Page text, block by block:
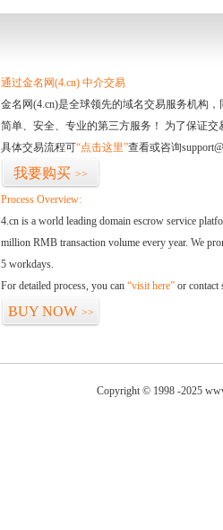
通过金名网(4.cn) 中介交易
金名网(4.cn)是全球领先的域名交易服务机构
简单、安全、专业的第三方服务！ 为了保证
具体交易流程可“点击这里”查看或咨询
我要购买 >>
Process Overview:
4.cn is a world leading domain escrow service
million RMB transaction volume every year. We
5 workdays.
For detailed process, you can “visit here” or contact
BUY NOW >>
Copyright © 1998 -2025